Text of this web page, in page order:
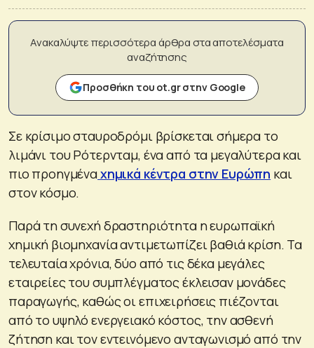
Ανακαλύψτε περισσότερα άρθρα στα αποτελέσματα
αναζήτησης
Προσθήκη του ot.gr στην Google
Σε κρίσιμο σταυροδρόμι βρίσκεται σήμερα το
λιμάνι του Ρότερνταμ, ένα από τα μεγαλύτερα και
πιο προηγμέναχημικά κέντρα στην Ευρώπη και
στον κόσμο.
Παρά τη συνεχή δραστηριότητα η ευρωπαϊκή
χημική βιομηχανία αντιμετωπίζει βαθιά κρίση. Τα
τελευταία χρόνια, δύο από τις δέκα μεγάλες
εταιρείες του συμπλέγματος έκλεισαν μονάδες
παραγωγής, καθώς οι επιχειρήσεις πιέζονται
από το υψηλό ενεργειακό κόστος, την ασθενή
ζήτηση και τον εντεινόμενο ανταγωνισμό από την